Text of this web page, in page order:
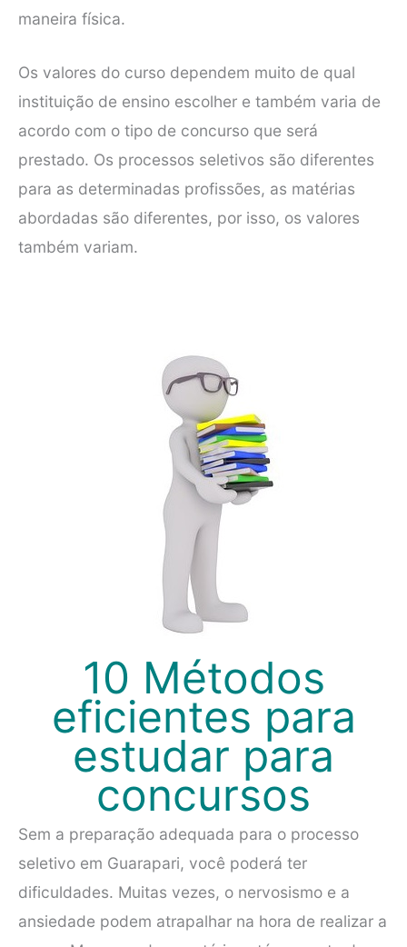
maneira física.
Os valores do curso dependem muito de qual
instituição de ensino escolher e também varia de
acordo com o tipo de concurso que será
prestado. Os processos seletivos são diferentes
para as determinadas profissões, as matérias
abordadas são diferentes, por isso, os valores
também variam.
10 Métodos
eficientes para
estudar para
concursos
Sem a preparação adequada para o processo
seletivo em Guarapari, você poderá ter
dificuldades. Muitas vezes, o nervosismo e a
ansiedade podem atrapalhar na hora de realizar a